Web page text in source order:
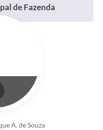
de Fazenda
A. de Souza